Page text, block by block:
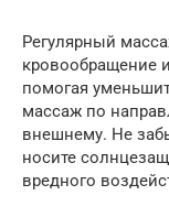
Регулярный
кровообращение
помогая
массаж по
внешнему. Не
носите
вредного